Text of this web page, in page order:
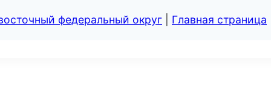
федеральный округ Главная страница